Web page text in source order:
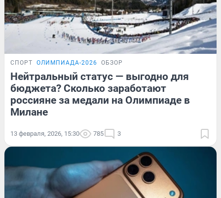
СПОРТ ОЛИМПИАДА-2026 ОБЗОР
Нейтральный статус — выгодно для
бюджета? Сколько заработают
россияне за медали на Олимпиаде в
Милане
13 февраля, 2026, 15:30 785 3